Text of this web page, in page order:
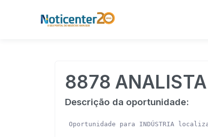
8878
Descrição da oportunidade:
Oportunidade para INDÚSTRIA